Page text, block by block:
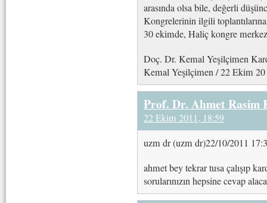
arasında olsa bile, değerli
Kongrelerinin ilgili
30 ekimde, Haliç kongre
Doç. Dr. Kemal Yeşilçimen
Kemal Yeşilçimen / 22 Ekim
Prof. Dr. Ahmet Rasim
22 Ekim 2011, 18:59
uzm dr (uzm dr)22/10/2011
ahmet bey tekrar tusa çalışıp
sorularınızın hepsine cevap